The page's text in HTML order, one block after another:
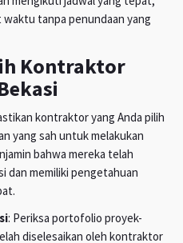
tanpa penundaan yang
Kontraktor
kontraktor yang Anda pilih
yang sah untuk melakukan
bahwa mereka telah
dan memiliki pengetahuan
: Periksa portofolio proyek-
diselesaikan oleh kontraktor